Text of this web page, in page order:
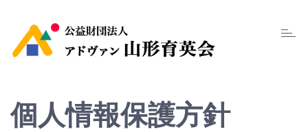
個人情報保護方針